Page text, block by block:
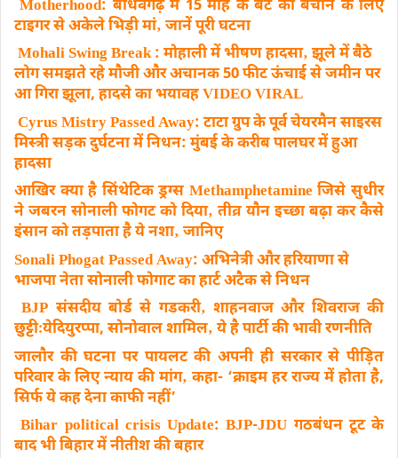
Motherhood: बांधवगढ़ में 15 माह के बेटे को बचाने के लिए
टाइगर से अकेले भिड़ी मां‚ जानें पूरी घटना
Mohali Swing Break : मोहाली में भीषण हादसा‚ झूले में बैठे
लोग समझते रहे मौजी और अचानक 50 फीट ऊंचाई से जमीन पर
आ गिरा झूला, हादसे का भयावह VIDEO VIRAL
Cyrus Mistry Passed Away: टाटा ग्रुप के पूर्व चेयरमैन साइरस
मिस्त्री सड़क दुर्घटना में निधन: मुंबई के करीब पालघर में हुआ
हादसा
आखिर क्या है सिंथेटिक ड्रग्स Methamphetamine जिसे सुधीर
ने जबरन सोनाली फोगट को दिया‚ तीव्र यौन इच्छा बढ़ा कर कैसे
इंसान को तड़पाता है ये नशा‚ जानिए
Sonali Phogat Passed Away: अभिनेत्री और हरियाणा से
भाजपा नेता सोनाली फोगाट का हार्ट अटैक से निधन
BJP संसदीय बोर्ड से गडकरी‚ शाहनवाज और शिवराज की
छुट्टीःयेदियुरप्पा, सोनोवाल शामिल‚ ये है पार्टी की भावी रणनीति
जालौर की घटना पर पायलट की अपनी ही सरकार से पीड़ित
परिवार के लिए न्याय की मांग‚ कहा- ‘क्राइम हर राज्य में होता है,
सिर्फ ये कह देना काफी नहीं’
Bihar political crisis Update: BJP-JDU गठबंधन टूट के
बाद भी बिहार में नीतीश की बहार